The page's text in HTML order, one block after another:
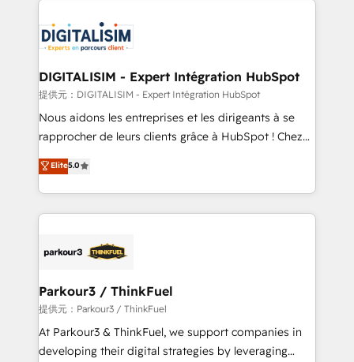
team of 25+ experts Contact us today to help you
get more from your investment in HubSpot.
Implementation partner, we provide expertise to
drive your business forward. Since 2015 we are fully
dedicated to HubSpot and with an experienced
team (50+), we work with reputable companies in
B2B sectors such as manufacturing, SaaS and
business services. We prepare a customized
impact of your digital transformation, including a
detailed financial rationale with a focus on ROI and
embark on a transformational journey that sets your
business up for long-term success. Unlock your
DIGITALISIM - Expert Intégration HubSpot
提供元：DIGITALISIM - Expert Intégration HubSpot
Nous aidons les entreprises et les dirigeants à se
rapprocher de leurs clients grâce à HubSpot ! Chez
DIGITALISIM, nous avons l'intime conviction que la
réussite des entreprises passe par l’innovation web,
le marketing digital, et la relation client ! C'est
pourquoi, nos experts sont à la fois capables de
référencement, votre stratégie digitale et le pilotage
projet HubSpot avec DIGITALISIM : 🧽 Nettoyage,
migration et intégration des bases de données. 🚀
Développement des interfaces avec vos logiciels
métiers ⚙️ Configuration de la plateforme HubSpot
Elite5.0
Parkour3 / ThinkFuel
提供元：Parkour3 / ThinkFuel
At Parkour3 & ThinkFuel, we support companies in
developing their digital strategies by leveraging